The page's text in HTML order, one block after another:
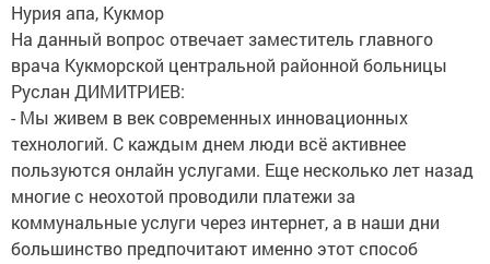
Нурия апа, Кукмор
На данный вопрос отвечает заместитель главного
врача Кукморской центральной районной больницы
Руслан ДИМИТРИЕВ:
- Мы живем в век современных инновационных
технологий. С каждым днем люди всё активнее
пользуются онлайн услугами. Еще несколько лет назад
многие с неохотой проводили платежи за
коммунальные услуги через интернет, а в наши дни
большинство предпочитают именно этот способ